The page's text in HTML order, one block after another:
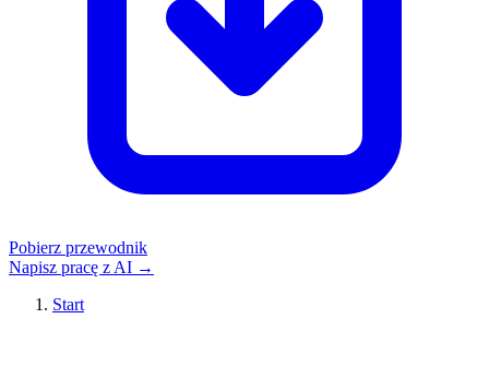
Pobierz przewodnik
Napisz pracę z AI →
Start